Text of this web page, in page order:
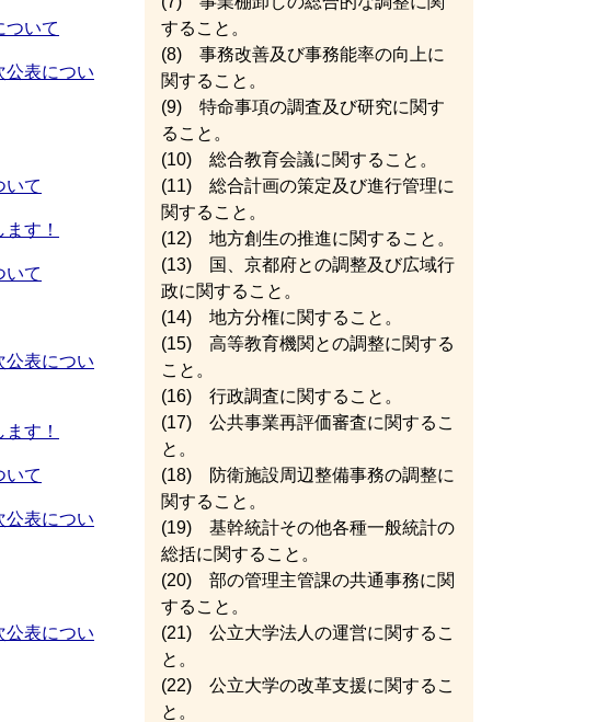
ついて
公表につい
いて
す！
いて
公表につい
す！
いて
公表につい
公表につい
すること。
(8) 事務改善及び事務能率の向上に
関すること。
(9) 特命事項の調査及び研究に関す
ること。
(10) 総合教育会議に関すること。
(11) 総合計画の策定及び進行管理に
関すること。
(12) 地方創生の推進に関すること。
(13) 国、京都府との調整及び広域行
政に関すること。
(14) 地方分権に関すること。
(15) 高等教育機関との調整に関する
こと。
(16) 行政調査に関すること。
(17) 公共事業再評価審査に関するこ
と。
(18) 防衛施設周辺整備事務の調整に
関すること。
(19) 基幹統計その他各種一般統計の
総括に関すること。
(20) 部の管理主管課の共通事務に関
すること。
(21) 公立大学法人の運営に関するこ
と。
(22) 公立大学の改革支援に関するこ
と。